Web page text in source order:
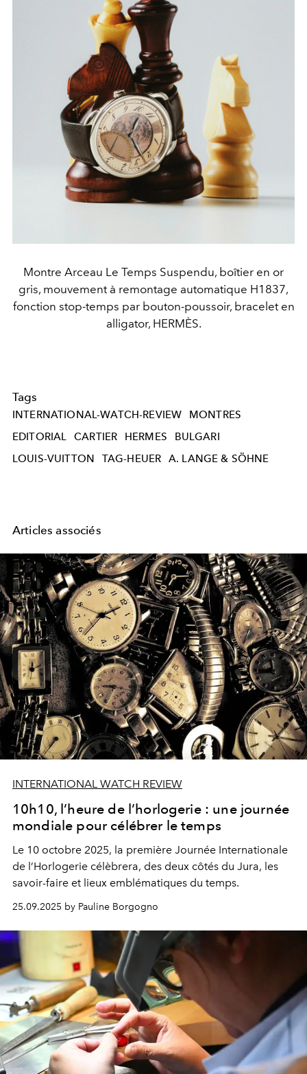
Montre Arceau Le Temps Suspendu, boîtier en or
gris, mouvement à remontage automatique H1837,
fonction stop-temps par bouton-poussoir, bracelet en
alligator, HERMÈS.
Tags
INTERNATIONAL-WATCH-REVIEW
MONTRES
EDITORIAL
CARTIER HERMES
BULGARI
LOUIS-VUITTON
TAG-HEUER A. LANGE & SÖHNE
Articles associés
INTERNATIONAL WATCH REVIEW
10h10, l’heure de l’horlogerie : une journée
mondiale pour célébrer le temps
Le 10 octobre 2025, la première Journée Internationale
de l’Horlogerie célèbrera, des deux côtés du Jura, les
savoir-faire et lieux emblématiques du temps.
25.09.2025 by Pauline Borgogno